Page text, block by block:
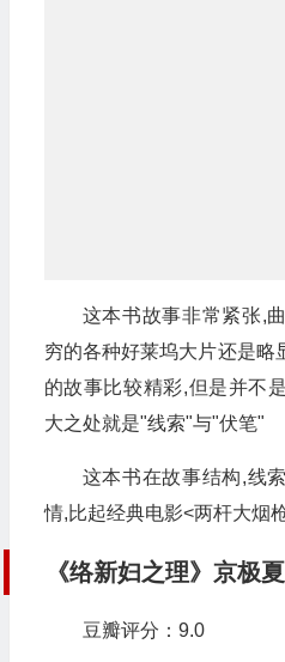
这本书故事非常紧张,
穷的各种好莱坞大片还是略
的故事比较精彩,但是并不
大之处就是"线索"与"伏笔"
这本书在故事结构,线
情,比起经典电影<两杆大烟
《络新妇之理》京极
豆瓣评分：9.0